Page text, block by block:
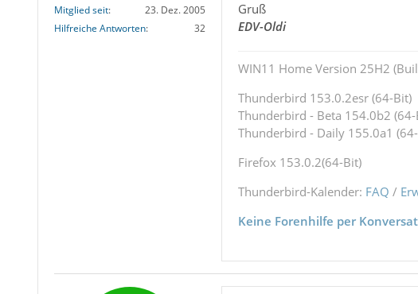
Mitglied seit
23. Dez. 2005
Hilfreiche Antworten
32
Gruß
EDV-Oldi
WIN11 Home Version 25H2
Thunderbird 153.0.2esr (64-Bit)
Thunderbird - Beta 154.0b2
Thunderbird - Daily 155.0a1
Firefox 153.0.2(64-Bit)
Thunderbird-Kalender: FAQ /
Keine Forenhilfe per